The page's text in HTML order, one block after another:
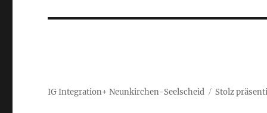
IG Integration+ Neunkirchen-Seelscheid Stolz